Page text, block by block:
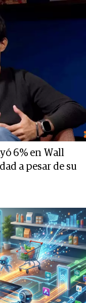
6% en Wall
a pesar de su